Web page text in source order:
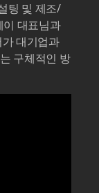
팅 및 제조/
이 대표님과
대기업과
구체적인 방